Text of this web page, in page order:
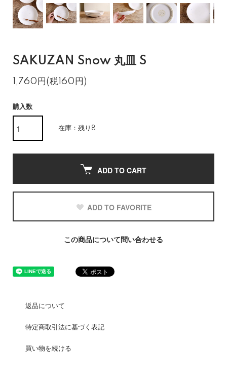
SAKUZAN Snow 丸皿 S
1,760円(税160円)
購入数
在庫：残り8
ADD TO CART
ADD TO FAVORITE
この商品について問い合わせる
返品について
特定商取引法に基づく表記
買い物を続ける